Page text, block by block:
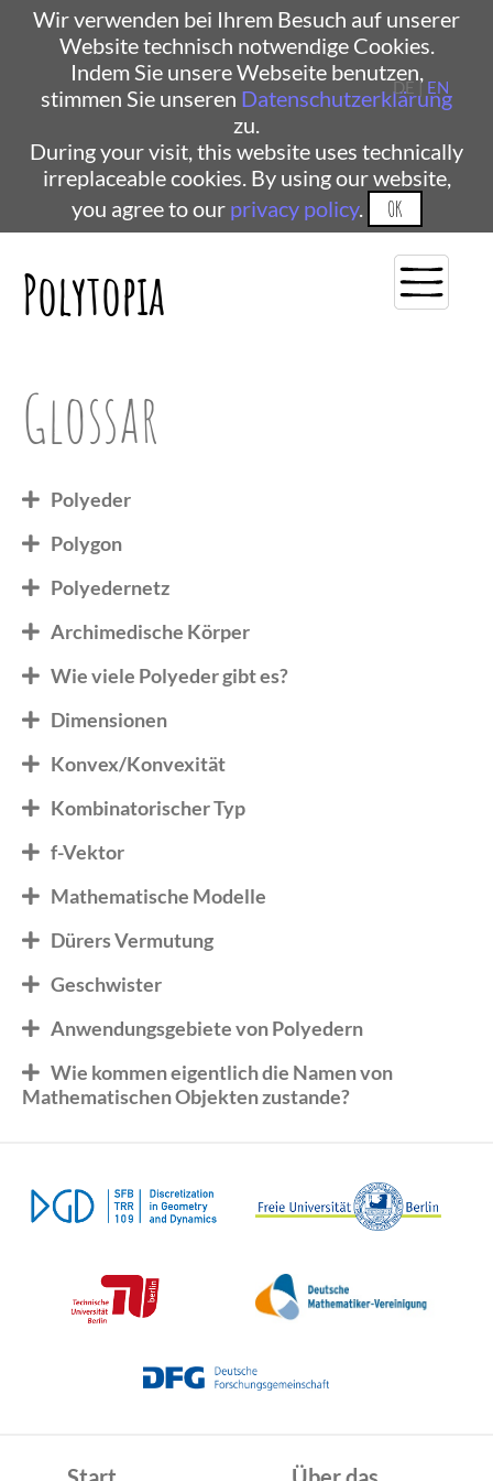
Wir verwenden bei Ihrem Besuch auf unserer
Website technisch notwendige Cookies.
Indem Sie unsere Webseite benutzen,
stimmen Sie unseren Datenschutzerklärung
zu.
During your visit, this website uses technically
irreplaceable cookies. By using our website,
you agree to our privacy policy. OK
Polytopia
DE | EN
Glossar
Polyeder
Polygon
Polyedernetz
Archimedische Körper
Wie viele Polyeder gibt es?
Dimensionen
Konvex/Konvexität
Kombinatorischer Typ
f-Vektor
Mathematische Modelle
Dürers Vermutung
Geschwister
Anwendungsgebiete von Polyedern
Wie kommen eigentlich die Namen von
Mathematischen Objekten zustande?